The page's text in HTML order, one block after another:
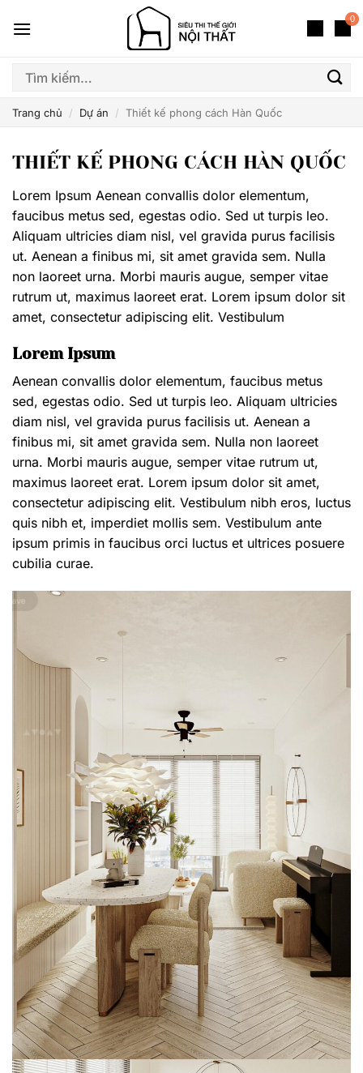
qua
dung
0
Tìm
Trang chủ / Dự án / Thiết kế phong cách Hàn Quốc
THIẾT KẾ PHONG CÁCH HÀN QUỐC
Lorem Ipsum Aenean convallis dolor elementum,
faucibus metus sed, egestas odio. Sed ut turpis leo.
Aliquam ultricies diam nisl, vel gravida purus facilisis
ut. Aenean a finibus mi, sit amet gravida sem. Nulla
non laoreet urna. Morbi mauris augue, semper vitae
rutrum ut, maximus laoreet erat. Lorem ipsum dolor sit
amet, consectetur adipiscing elit. Vestibulum
Lorem Ipsum
Aenean convallis dolor elementum, faucibus metus
sed, egestas odio. Sed ut turpis leo. Aliquam ultricies
diam nisl, vel gravida purus facilisis ut. Aenean a
finibus mi, sit amet gravida sem. Nulla non laoreet
urna. Morbi mauris augue, semper vitae rutrum ut,
maximus laoreet erat. Lorem ipsum dolor sit amet,
consectetur adipiscing elit. Vestibulum nibh eros, luctus
quis nibh et, imperdiet mollis sem. Vestibulum ante
ipsum primis in faucibus orci luctus et ultrices posuere
cubilia curae.